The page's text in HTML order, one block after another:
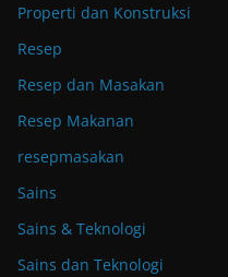
Properti dan Konstruksi
Resep
Resep dan Masakan
Resep Makanan
resepmasakan
Sains
Sains & Teknologi
Sains dan Teknologi